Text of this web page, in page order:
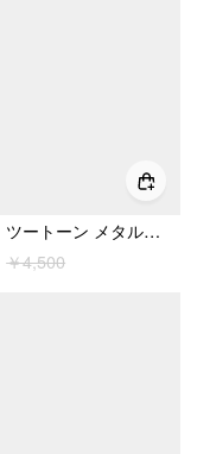
Vネック ツートーン メタルディテール ギャザー マーメイド ミディワンピース
￥4,500